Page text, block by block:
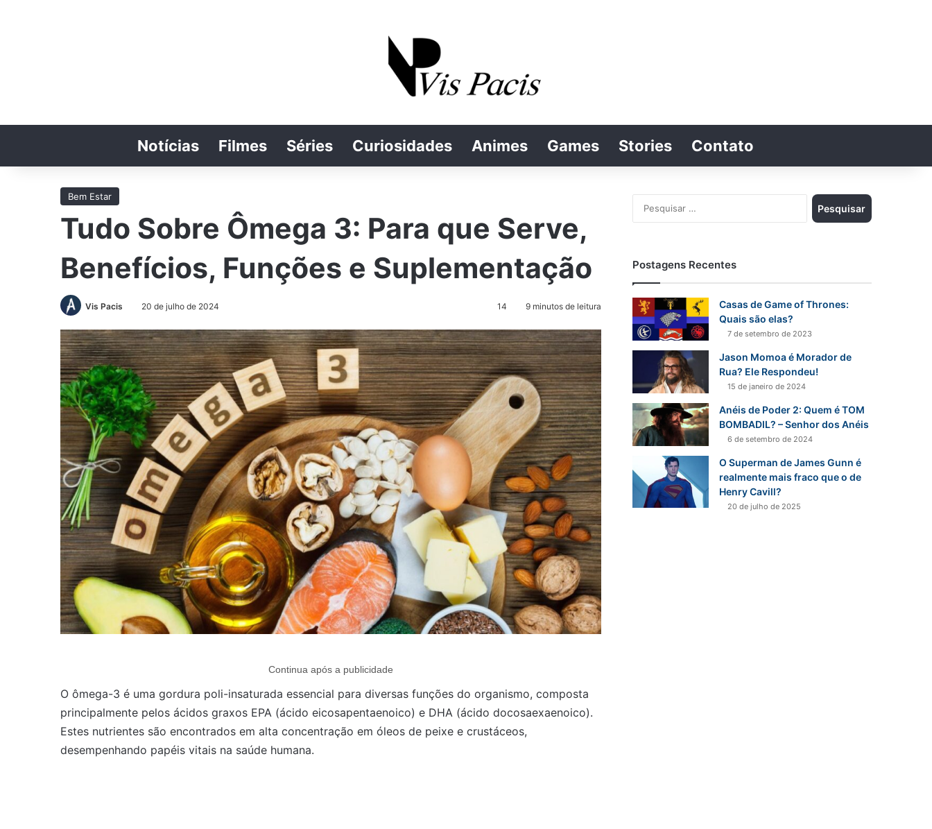
Notícias Filmes Séries Curiosidades Animes Games Stories Contato
Bem Estar
Tudo Sobre Ômega 3: Para que Serve,
Benefícios, Funções e Suplementação
Vis Pacis 20 de julho de 2024 14 9 minutos de leitura
Continua após a publicidade
O ômega-3 é uma gordura poli-insaturada essencial para diversas funções do organismo, composta
principalmente pelos ácidos graxos EPA (ácido eicosapentaenoico) e DHA (ácido docosaexaenoico).
Estes nutrientes são encontrados em alta concentração em óleos de peixe e crustáceos,
desempenhando papéis vitais na saúde humana.
Pesquisar
por:
Postagens Recentes
Casas de Game of Thrones:
Quais são elas?
7 de setembro de 2023
Jason Momoa é Morador de
Rua? Ele Respondeu!
15 de janeiro de 2024
Anéis de Poder 2: Quem é TOM
BOMBADIL? – Senhor dos Anéis
6 de setembro de 2024
O Superman de James Gunn é
realmente mais fraco que o de
Henry Cavill?
20 de julho de 2025